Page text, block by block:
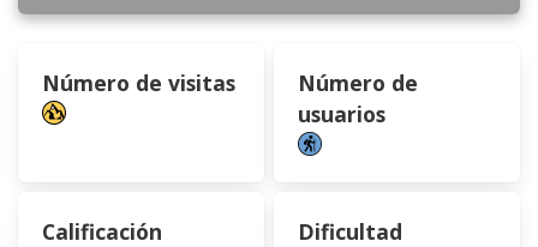
Número de visitas
Número de
usuarios
Calificación Dificultad